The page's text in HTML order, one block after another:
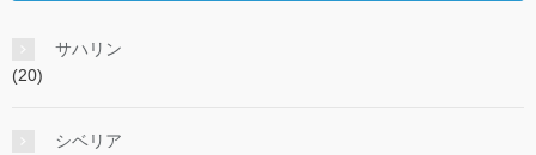
サハリン
(20)
シベリア